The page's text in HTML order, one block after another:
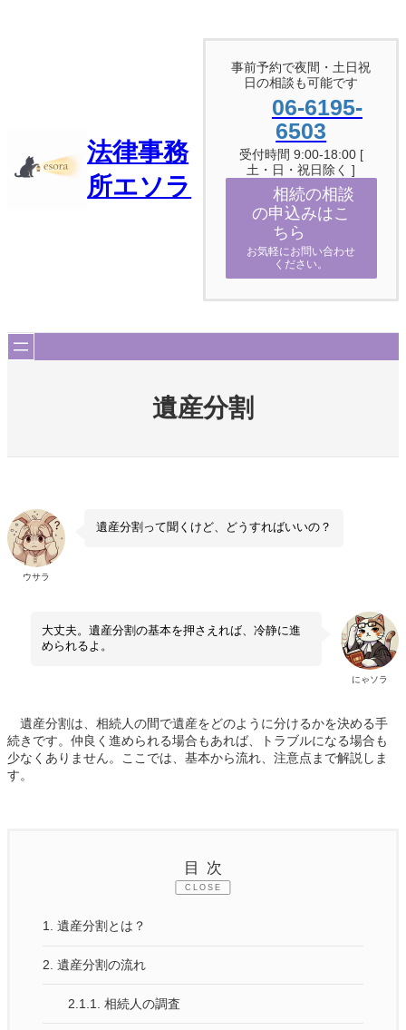
法律事務
所エソラ
事前予約で夜間・土日祝
日の相談も可能です
06-6195-
6503
受付時間 9:00-18:00 [
土・日・祝日除く ]
相続の相談
の申込みはこ
ちら
お気軽にお問い合わせ
ください。
遺産分割
ウサラ
遺産分割って聞くけど、どうすればいいの？
にゃソラ
大丈夫。遺産分割の基本を押さえれば、冷静に進
められるよ。
遺産分割は、相続人の間で遺産をどのように分けるかを決める手
続きです。仲良く進められる場合もあれば、トラブルになる場合も
少なくありません。ここでは、基本から流れ、注意点まで解説しま
す。
目次
CLOSE
1. 遺産分割とは？
2. 遺産分割の流れ
2.1.1. 相続人の調査